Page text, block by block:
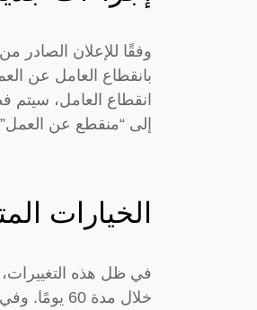
وفقًا للإعلان الصادر
بانقطاع العامل عن
انقطاع العامل، سيتم
إلى “منقطع عن
الخيارات
في ظل هذه
خلال مدة